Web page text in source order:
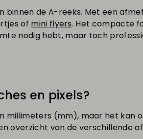
de A-reeks. Met een
of mini flyers. Het compacte
nodig hebt, maar toch
en pixels?
millimeters (mm), maar het kan
overzicht van de verschillende